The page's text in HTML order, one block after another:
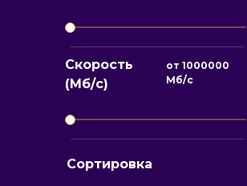
Скорость
(Мб/с)
от1000000
Мб/с
Сортировка